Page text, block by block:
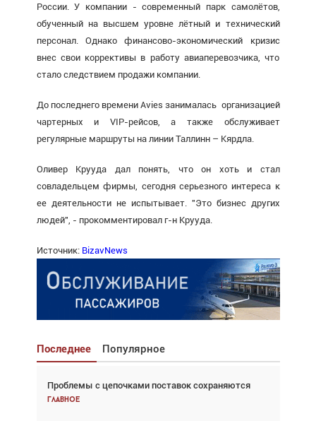
России. У компании - современный парк самолётов,
обученный на высшем уровне лётный и технический
персонал. Однако финансово-экономический кризис
внес свои коррективы в работу авиаперевозчика, что
стало следствием продажи компании.
До последнего времени Avies занималась организацией
чартерных и VIP-рейсов, а также обслуживает
регулярные маршруты на линии Таллинн – Кярдла.
Оливер Крууда дал понять, что он хоть и стал
совладельцем фирмы, сегодня серьезного интереса к
ее деятельности не испытывает. "Это бизнес других
людей", - прокомментировал г-н Крууда.
Источник: BizavNews
Последнее Популярное
Проблемы с цепочками поставок сохраняются
Главное
Взгляд с высоты: тандем вертолётов и БПЛА в
спасательных операциях